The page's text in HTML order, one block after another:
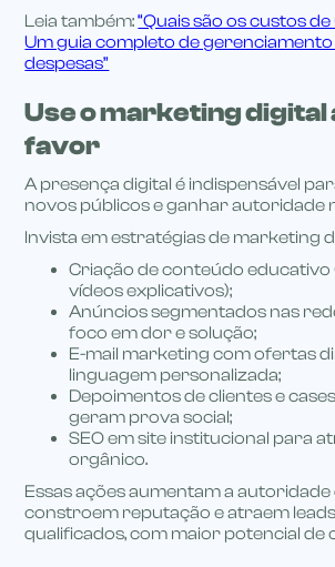
Leia também:“Quais são os custos
Um guia completo de
despesas”
Use o marketing digital
favor
A presença digital é indispensável
novos públicos e ganhar autoridade
Invista em estratégias de marketing
Criação de conteúdo educativo
vídeos explicativos);
Anúncios segmentados nas
foco em dor e solução;
E-mail marketing com ofertas
linguagem personalizada;
Depoimentos de clientes e
geram prova social;
SEO em site institucional para
orgânico.
Essas ações aumentam a autoridade
constroem reputação e atraem
qualificados, com maior potencial de